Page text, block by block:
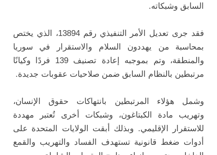
السابق وشبكاته.
فقد جرى تعديل الأمر التنفيذي رقم 13894، الذي يختص
بمحاسبة من يهددون السلام والاستقرار في سوريا
والمنطقة، وتم بموجبه إعادة تصنيف 139 فردًا وكيانًا
مرتبطين بالنظام السابق ضمن صلاحيات عقوبات جديدة.
وشمل هؤلاء المرتبطين بانتهاكات حقوق الإنسان،
وتهريب مادة الكبتاغون، وشبكات أخرى تُعتبر مهددة
للاستقرار الإقليمي. وبذلك أبقت الولايات المتحدة على
أدوات ضغط قانونية تستهدف الفساد والتهريب والقمع